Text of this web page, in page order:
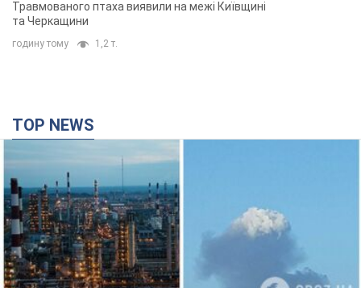
Травмованого птаха виявили на межі Київщині
та Черкащини
годину тому 1,2 т.
TOP NEWS